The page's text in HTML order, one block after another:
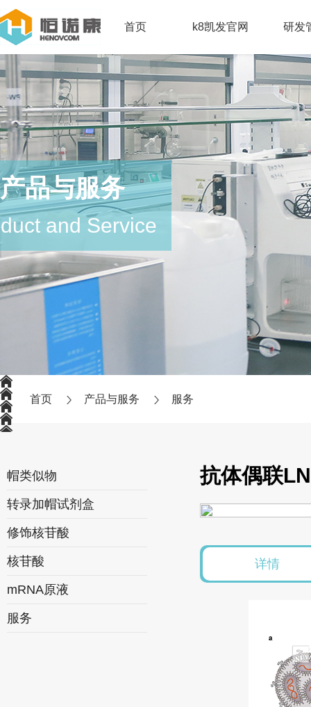
首页 k8凯发官网 研发
产品与服务
and Service
首页 产品与服务 服务
帽类似物
转录加帽试剂盒
修饰核苷酸
核苷酸
mRNA原液
服务
抗体偶联
详情